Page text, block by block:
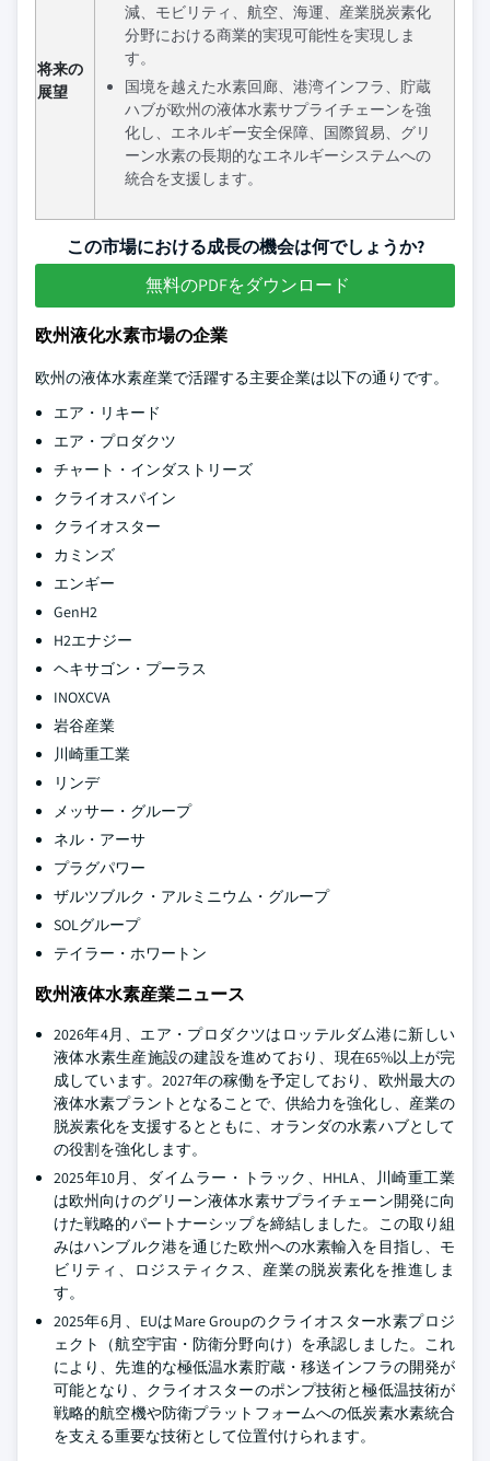
将来の
展望
減、モビリティ、航空、海運、産業脱炭素化
分野における商業的実現可能性を実現しま
す。
国境を越えた水素回廊、港湾インフラ、貯蔵
ハブが欧州の液体水素サプライチェーンを強
化し、エネルギー安全保障、国際貿易、グリ
ーン水素の長期的なエネルギーシステムへの
統合を支援します。
この市場における成長の機会は何でしょうか?
無料のPDFをダウンロード
欧州液化水素市場の企業
欧州の液体水素産業で活躍する主要企業は以下の通りです。
エア・リキード
エア・プロダクツ
チャート・インダストリーズ
クライオスパイン
クライオスター
カミンズ
エンギー
GenH2
H2エナジー
ヘキサゴン・プーラス
INOXCVA
岩谷産業
川崎重工業
リンデ
メッサー・グループ
ネル・アーサ
プラグパワー
ザルツブルク・アルミニウム・グループ
SOLグループ
テイラー・ホワートン
欧州液体水素産業ニュース
2026年4月、エア・プロダクツはロッテルダム港に新しい
液体水素生産施設の建設を進めており、現在65%以上が完
成しています。2027年の稼働を予定しており、欧州最大の
液体水素プラントとなることで、供給力を強化し、産業の
脱炭素化を支援するとともに、オランダの水素ハブとして
の役割を強化します。
2025年10月、ダイムラー・トラック、HHLA、川崎重工業
は欧州向けのグリーン液体水素サプライチェーン開発に向
けた戦略的パートナーシップを締結しました。この取り組
みはハンブルク港を通じた欧州への水素輸入を目指し、モ
ビリティ、ロジスティクス、産業の脱炭素化を推進しま
す。
2025年6月、EUはMare Groupのクライオスター水素プロジ
ェクト（航空宇宙・防衛分野向け）を承認しました。これ
により、先進的な極低温水素貯蔵・移送インフラの開発が
可能となり、クライオスターのポンプ技術と極低温技術が
戦略的航空機や防衛プラットフォームへの低炭素水素統合
を支える重要な技術として位置付けられます。